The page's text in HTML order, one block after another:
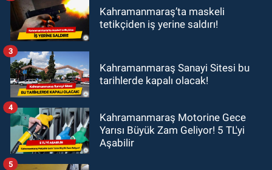
Kahramanmaraş’ta maskeli
tetikçiden iş yerine saldırı!
Kahramanmaraş Sanayi Sitesi bu
tarihlerde kapalı olacak!
3
Kahramanmaraş Motorine Gece
Yarısı Büyük Zam Geliyor! 5 TL'yi
Aşabilir
4
5